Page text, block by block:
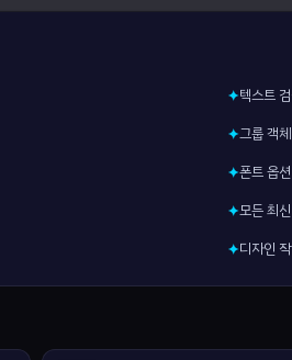
✦텍스트
✦그룹 객
✦폰트 옵
✦모든 최
✦디자인